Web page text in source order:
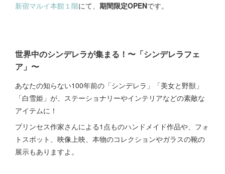
新宿マルイ本館１階にて、 期間限定OPENです。
世界中のシンデレラが集まる！ 〜「シンデレラフェ
ア」〜
あなたの知らない100年前の「シンデレラ」「美女と野獣」
「白雪姫」が、ステーショナリーやインテリアなどの素敵な
アイテムに！
プリンセス作家さんによる1点ものハンドメイド作品や、フォ
トスポット、映像上映、本物のコレクションやガラスの靴の
展示もありますよ。